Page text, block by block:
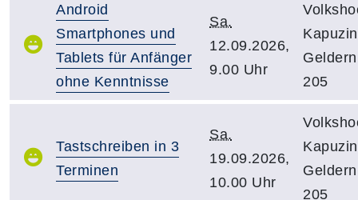
Android
Smartphones und
Tablets für Anfänger
ohne Kenntnisse
Sa.
12.09.2026,
9.00 Uhr
205
Tastschreiben in 3
Terminen
Sa.
19.09.2026,
10.00 Uhr
205